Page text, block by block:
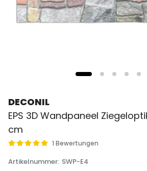
DECONIL
EPS 3D Wandpaneel
cm
1 Bewertungen
Artikelnummer: SWP-E4